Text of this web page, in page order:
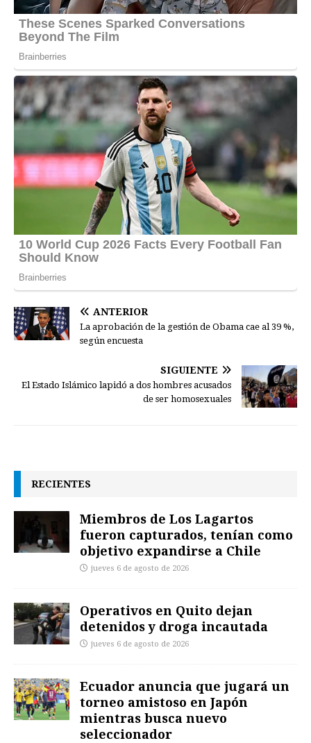
ANTERIOR
La aprobación de la gestión de Obama cae al 39 %,
según encuesta
SIGUIENTE
El Estado Islámico lapidó a dos hombres acusados
de ser homosexuales
RECIENTES
Miembros de Los Lagartos
fueron capturados, tenían como
objetivo expandirse a Chile
jueves 6 de agosto de 2026
Operativos en Quito dejan
detenidos y droga incautada
jueves 6 de agosto de 2026
Ecuador anuncia que jugará un
torneo amistoso en Japón
mientras busca nuevo
seleccionador